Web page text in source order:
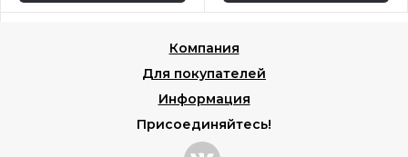
Компания
Для покупателей
Информация
Присоединяйтесь!